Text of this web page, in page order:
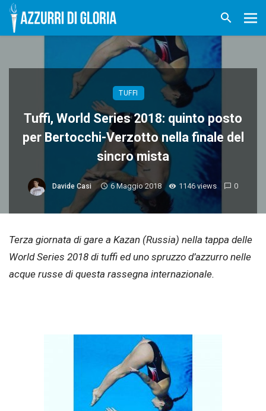
TUFFI
Tuffi, World Series 2018: quinto posto
per Bertocchi-Verzotto nella finale del
sincro mista
Davide Casi 6 Maggio 2018 1146 views 0
Terza giornata di gare a Kazan (Russia) nella tappa delle
World Series 2018 di tuffi ed uno spruzzo d’azzurro nelle
acque russe di questa rassegna internazionale.